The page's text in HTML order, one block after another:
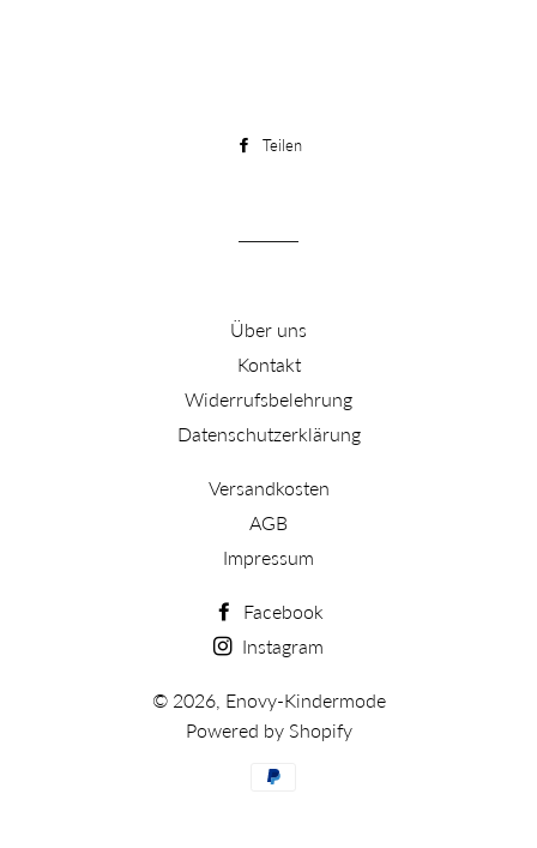
Teilen
Über uns
Kontakt
Widerrufsbelehrung
Datenschutzerklärung
Versandkosten
AGB
Impressum
Facebook
Instagram
© 2026, Enovy-Kindermode
Powered by Shopify
Zahlungsarten